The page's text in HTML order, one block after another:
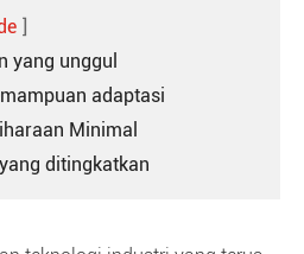
]
yang unggul
adaptasi
Minimal
ditingkatkan